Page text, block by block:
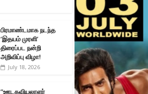
பிரமாண்டமாக நடந்த
‘இதயம் முரளி’
திரைப்பட நன்றி
அறிவிப்பு விழா!
July 18, 2026
”ஊடகவியலாளர்